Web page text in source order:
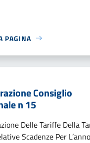
PAGINA
Consiglio
n 15
Delle Tariffe Della
Scadenze Per